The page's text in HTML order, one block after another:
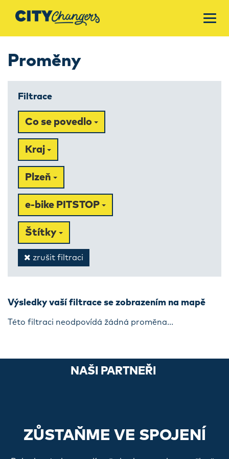
Proměny
Filtrace
Co se povedlo
Kraj
Plzeň
e-bike PITSTOP
Štítky
zrušit filtraci
Výsledky vaší filtrace se zobrazením na mapě
Této filtraci neodpovídá žádná proměna...
NAŠI PARTNEŘI
ZŮSTAŇME VE SPOJENÍ